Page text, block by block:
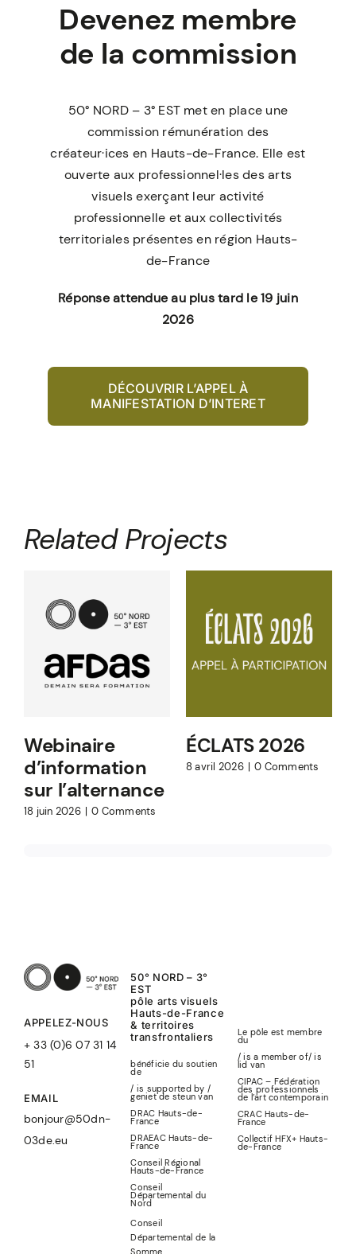
Devenez membre
de la commission
50° NORD – 3° EST met en place une
commission rémunération des
créateur·ices en Hauts-de-France. Elle est
ouverte aux professionnel·les des arts
visuels exerçant leur activité
professionnelle et aux collectivités
territoriales présentes en région Hauts-
de-France
Réponse attendue au plus tard le 19 juin
2026
DÉCOUVRIR L’APPEL À
MANIFESTATION D’INTERET
Related Projects
Webinaire
d’information
sur l’alternance
18 juin 2026 | 0 Comments
ÉCLATS 2026
8 avril 2026 | 0 Comments
APPELEZ-NOUS
+ 33 (0)6 07 31 14
51
EMAIL
bonjour@50dn-
03de.eu
50° NORD – 3°
EST
pôle arts visuels
Hauts-de-France
& territoires
transfrontaliers
bénéficie du soutien
de
/ is supported by /
geniet de steun van
DRAC Hauts-de-
France
DRAEAC Hauts-de-
France
Conseil Régional
Hauts-de-France
Conseil
Départemental du
Nord
Conseil
Départemental de la
Somme
Le pôle est membre
du
/ is a member of/is
lid van
CIPAC – Fédération
des professionnels
de l’art contemporain
CRAC Hauts-de-
France
Collectif HFX+ Hauts-
de-France